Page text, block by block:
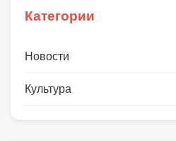
Категории
Новости
Культура